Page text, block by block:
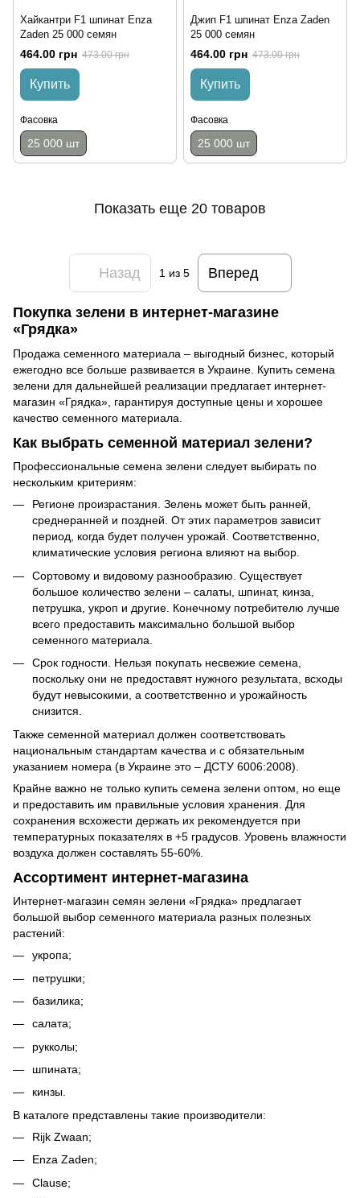
Хайкантри F1 шпинат Enza
Zaden 25 000 семян
464.00 грн 473.00 грн
Купить
Фасовка
25 000 шт
Джип F1 шпинат Enza Zaden
25 000 семян
464.00 грн 473.00 грн
Купить
Фасовка
25 000 шт
Показать еще 20 товаров
Назад 1из 5 Вперед
Покупка зелени в интернет-магазине
«Грядка»
Продажа семенного материала – выгодный бизнес, который
ежегодно все больше развивается в Украине. Купить семена
зелени для дальнейшей реализации предлагает интернет-
магазин «Грядка», гарантируя доступные цены и хорошее
качество семенного материала.
Как выбрать семенной материал зелени?
Профессиональные семена зелени следует выбирать по
нескольким критериям:
Регионе произрастания. Зелень может быть ранней,
среднеранней и поздней. От этих параметров зависит
период, когда будет получен урожай. Соответственно,
климатические условия региона влияют на выбор.
Сортовому и видовому разнообразию. Существует
большое количество зелени – салаты, шпинат, кинза,
петрушка, укроп и другие. Конечному потребителю лучше
всего предоставить максимально большой выбор
семенного материала.
Срок годности. Нельзя покупать несвежие семена,
поскольку они не предоставят нужного результата, всходы
будут невысокими, а соответственно и урожайность
снизится.
Также семенной материал должен соответствовать
национальным стандартам качества и с обязательным
указанием номера (в Украине это – ДСТУ 6006:2008).
Крайне важно не только купить семена зелени оптом, но еще
и предоставить им правильные условия хранения. Для
сохранения всхожести держать их рекомендуется при
температурных показателях в +5 градусов. Уровень влажности
воздуха должен составлять 55-60%.
Ассортимент интернет-магазина
Интернет-магазин семян зелени «Грядка» предлагает
большой выбор семенного материала разных полезных
растений:
укропа;
петрушки;
базилика;
салата;
рукколы;
шпината;
кинзы.
В каталоге представлены такие производители:
Rijk Zwaan;
Enza Zaden;
Clause;